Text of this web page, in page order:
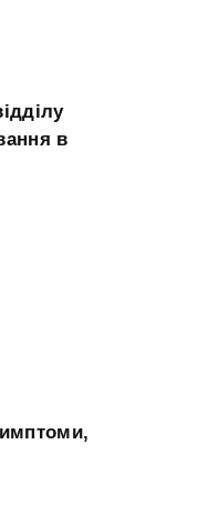
в